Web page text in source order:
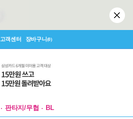
고객센터 장바구니(0)
판타지/무협 BL